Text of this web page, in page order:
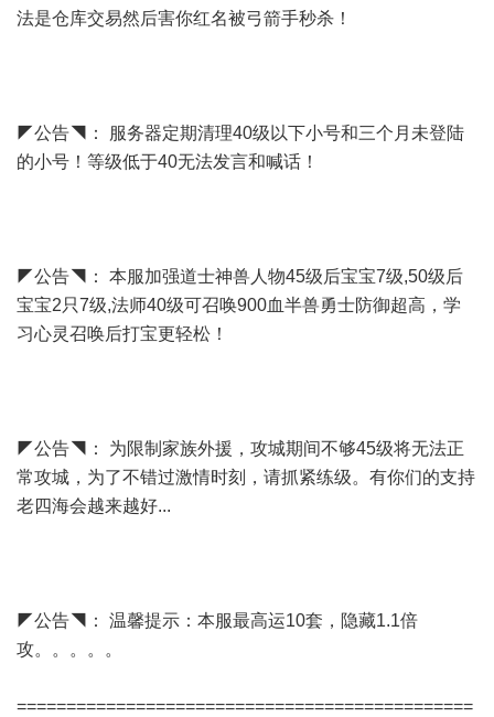
法是仓库交易然后害你红名被弓箭手秒杀！
◤公告◥： 服务器定期清理40级以下小号和三个月未登陆
的小号！等级低于40无法发言和喊话！
◤公告◥： 本服加强道士神兽人物45级后宝宝7级,50级后
宝宝2只7级,法师40级可召唤900血半兽勇士防御超高，学
习心灵召唤后打宝更轻松！
◤公告◥： 为限制家族外援，攻城期间不够45级将无法正
常攻城，为了不错过激情时刻，请抓紧练级。有你们的支持
老四海会越来越好...
◤公告◥： 温馨提示：本服最高运10套，隐藏1.1倍
攻。。。。。
==============================================